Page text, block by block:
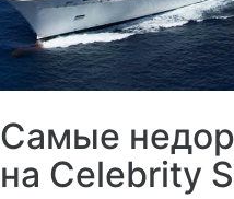
Самые
на Celebrity